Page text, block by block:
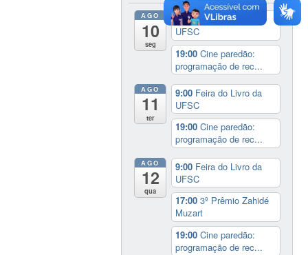
AGO
10
seg
9:00Feira do Livro da
UFSC
19:00Cine paredão:
programação de rec...
AGO
11
ter
9:00 Feira do Livro da
UFSC
19:00Cine paredão:
programação de rec...
AGO
12
qua
9:00 Feira do Livro da
UFSC
17:003º Prêmio Zahidé
Muzart
19:00Cine paredão:
programação de rec...